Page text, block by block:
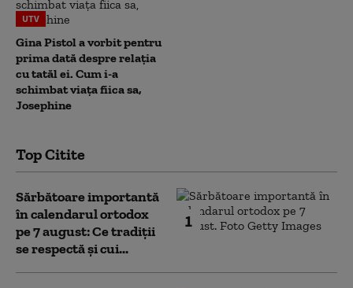
UTV
Gina Pistol a vorbit pentru
prima dată despre relația
cu tatăl ei. Cum i-a
schimbat viața fiica sa,
Josephine
Top Citite
1
Sărbătoare importantă
în calendarul ortodox
pe 7 august: Ce tradiții
se respectă și cui...